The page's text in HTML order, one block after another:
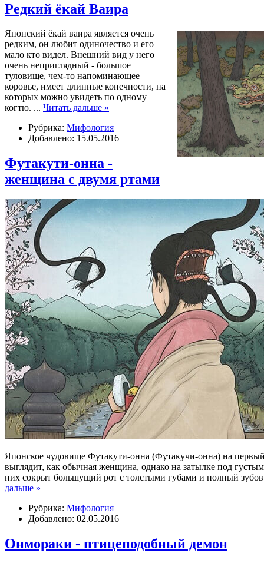
Редкий ёкай Ваира
Японский ёкай ваира является очень
редким, он любит одиночество и его
мало кто видел. Внешний вид у него
очень неприглядный - большое
туловище, чем-то напоминающее
коровье, имеет длинные конечности, на
которых можно увидеть по одному
когтю. ... Читать дальше »
Рубрика: Мифология
Добавлено: 15.05.2016
Футакути-онна -
женщина с двумя ртами
Японское чудовище Футакути-онна (Футакучи-онна) на первый
выглядит, как обычная женщина, однако на затылке под
них сокрыт большущий рот с толстыми губами и полный
дальше »
Рубрика: Мифология
Добавлено: 02.05.2016
Онмораки - птицеподобный демон